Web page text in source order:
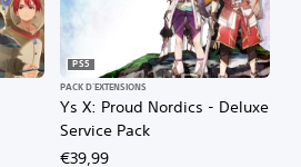
Ys X: Proud Nordics - Deluxe
Service Pack
PS5
PACK D'EXTENSIONS
€39,99